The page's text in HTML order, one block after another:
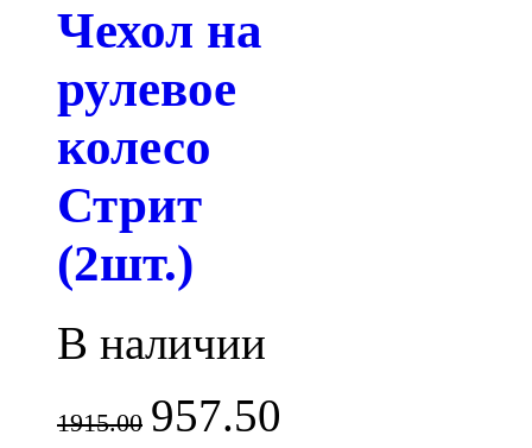
Чехол на
рулевое
колесо
Стрит
(2шт.)
В наличии
1915.00 957.50